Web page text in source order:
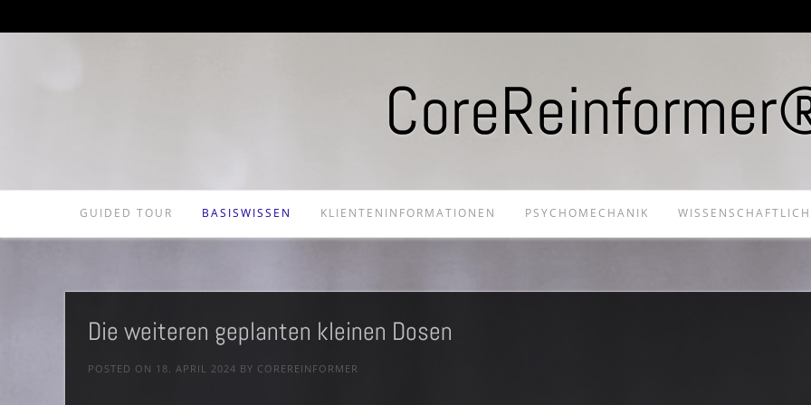
GUIDED TOUR BASISWISSEN KLIENTENINFORMATIONEN PSYCHOMECHANIK
Die weiteren geplanten kleinen Dosen
POSTED ON 18. APRIL 2024 BY COREREINFORMER